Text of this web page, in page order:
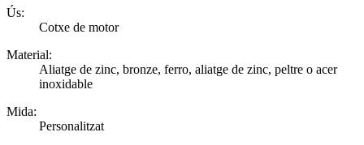
Ús:
Cotxe de motor
Material:
Aliatge de zinc, bronze, ferro, aliatge de zinc, peltre o acer
inoxidable
Mida:
Personalitzat